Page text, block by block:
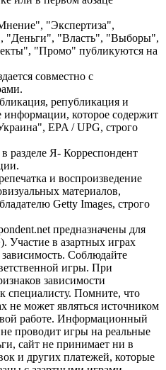
"Экспертиза",
"Деньги", "Власть", "Выборы",
"Промо" публикуются на
совместно с
републикация и
информации, которое содержит
EPA / UPG, строго
разделе Я- Корреспондент
и воспроизведение
материалов,
Getty Images, строго
предназначены для
Участие в азартных играх
Соблюдайте
игры. При
зависимости
специалисту. Помните, что
не может являться источником
работе. Информационный
проводит игры на реальные
сайт не принимает ни в
и других платежей, которые